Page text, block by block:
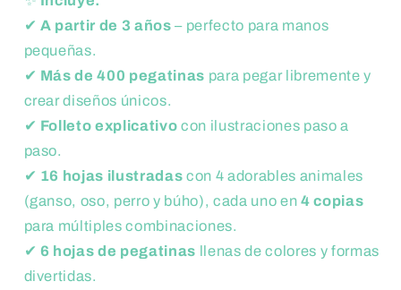
✔ A partir de 3 años – perfecto para manos
pequeñas.
✔ Más de 400 pegatinas para pegar libremente y
crear diseños únicos.
✔ Folleto explicativo con ilustraciones paso a
paso.
✔ 16 hojas ilustradas con 4 adorables animales
(ganso, oso, perro y búho), cada uno en 4 copias
para múltiples combinaciones.
✔ 6 hojas de pegatinas llenas de colores y formas
divertidas.